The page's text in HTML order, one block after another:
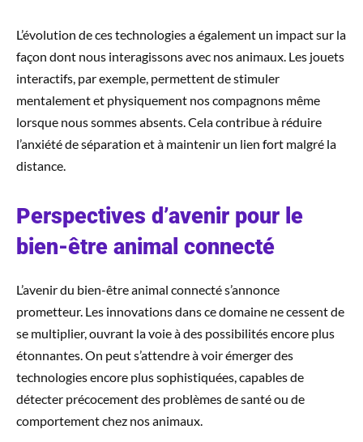
L’évolution de ces technologies a également un impact sur la
façon dont nous interagissons avec nos animaux. Les jouets
interactifs, par exemple, permettent de stimuler
mentalement et physiquement nos compagnons même
lorsque nous sommes absents. Cela contribue à réduire
l’anxiété de séparation et à maintenir un lien fort malgré la
distance.
Perspectives d’avenir pour le
bien-être animal connecté
L’avenir du bien-être animal connecté s’annonce
prometteur. Les innovations dans ce domaine ne cessent de
se multiplier, ouvrant la voie à des possibilités encore plus
étonnantes. On peut s’attendre à voir émerger des
technologies encore plus sophistiquées, capables de
détecter précocement des problèmes de santé ou de
comportement chez nos animaux.